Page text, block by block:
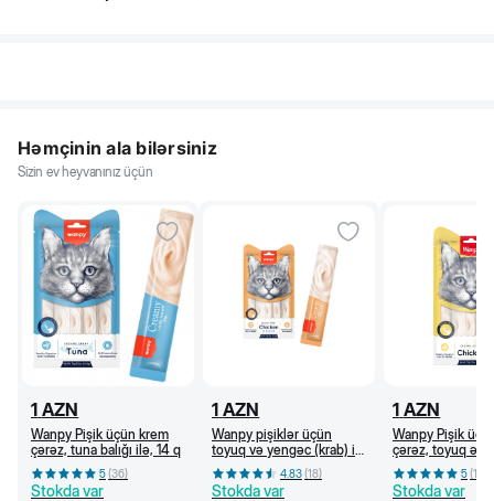
Həmçinin ala bilərsiniz
Sizin ev heyvanınız üçün
1 AZN
Wanpy Pişik üçün krem
çərəz, tuna balığı ilə, 14 q
5(36)
Stokda var
1 AZN
Wanpy pişiklər üçün
toyuq və yengəc (krab) ilə
krem çərəz, 14 q
4.83(18)
Stokda var
1 AZN
Wanpy Pişik
çərəz, toyuq əti
5(18
Stokda var